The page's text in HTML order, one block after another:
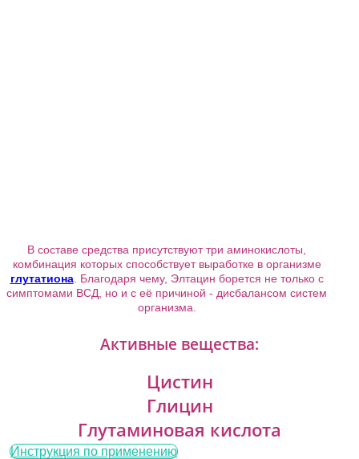
В составе средства присутствуют три аминокислоты,
комбинация которых способствует выработке в организме
глутатиона. Благодаря чему, Элтацин борется не только с
симптомами ВСД, но и с её причиной - дисбалансом систем
организма.
Активные вещества:
Цистин
Глицин
Глутаминовая кислота
Инструкция по применению